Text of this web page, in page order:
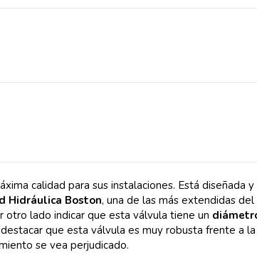
calidad para sus instalaciones. Está diseñada y
Hidráulica Boston, una de las más extendidas
lado indicar que esta válvula tiene un
que esta válvula es muy robusta frente a
se vea perjudicado.